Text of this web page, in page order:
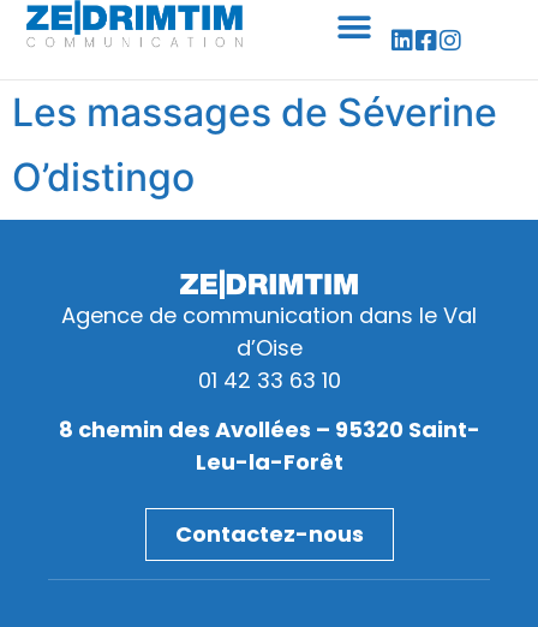
Les massages de Séverine
O’distingo
Agence de communication dans le Val
d’Oise
01 42 33 63 10
8 chemin des Avollées – 95320 Saint-
Leu-la-Forêt
Contactez-nous
Panneau de gestion des cookies